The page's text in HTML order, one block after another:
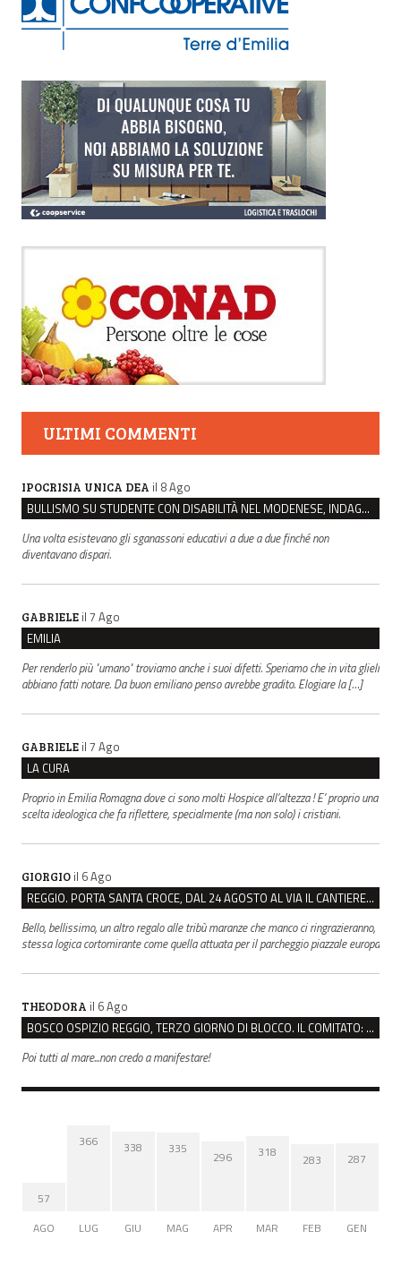
ULTIMI COMMENTI
IPOCRISIA UNICA DEA il 8 Ago
BULLISMO SU STUDENTE CON DISABILITÀ NEL MODENESE, INDAGATI DUE RAGAZZI DI 16 ANNI
Una volta esistevano gli sganassoni educativi a due a due finché non
diventavano dispari.
GABRIELE il 7 Ago
EMILIA
Per renderlo più "umano" troviamo anche i suoi difetti. Speriamo che in vita glieli
abbiano fatti notare. Da buon emiliano penso avrebbe gradito. Elogiare la […]
GABRIELE il 7 Ago
LA CURA
Proprio in Emilia Romagna dove ci sono molti Hospice all’altezza ! E’ proprio una
scelta ideologica che fa riflettere, specialmente (ma non solo) i cristiani.
GIORGIO il 6 Ago
REGGIO. PORTA SANTA CROCE, DAL 24 AGOSTO AL VIA IL CANTIERE PER IL NUOVO COLLETTORE FOGNARIO
Bello, bellissimo, un altro regalo alle tribù maranze che manco ci ringrazieranno,
stessa logica cortomirante come quella attuata per il parcheggio piazzale europa
THEODORA il 6 Ago
BOSCO OSPIZIO REGGIO, TERZO GIORNO DI BLOCCO. IL COMITATO: “PRESIDIO FINO A VENERDÌ”
Poi tutti al mare...non credo a manifestare!
57
AGO
366
LUG
338
GIU
335
MAG
296
APR
318
MAR
283
FEB
287
GEN